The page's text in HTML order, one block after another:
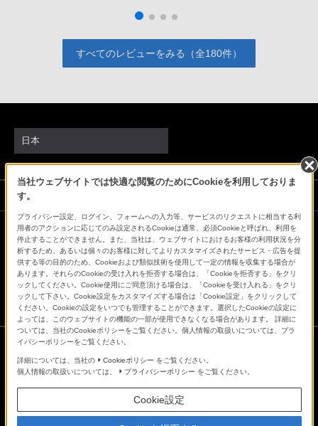
すべてのレビューをみる（全180件）
当社ウェブサイトでは快適な閲覧のためにCookieを利用しておりま
す。
プライバシー設定、ログイン、フォームへの入力等、サービスのリクエストに相当する利
用者のアクションに応じてのみ設定されるCookieは通常、必須Cookieと呼ばれ、利用を
停止することができません。また、当社は、ウェブサイトにおけるお客様の利用状況を分
析するため、あるいは個々のお客様に対してよりカスタマイズされたサービス・広告を提
供する等の目的のため、Cookieおよび類似技術を使用して一定の情報を収集する場合が
あります。それらのCookieの受け入れを拒否する場合は、「Cookieを拒否する」をクリ
ックしてください。Cookie使用にご同意頂ける場合は、「Cookieを受け入れる」をクリ
ックして下さい。Cookie設定をカスタマイズする場合は「Cookie設定」をクリックして
ください。Cookieの設定をいつでも管理することができます。選択したCookieの設定に
よっては、このウェブサイトの機能の一部が使用できなくなる場合があります。 詳細に
ついては、当社のCookieポリシーをご覧ください。個人情報の取扱いについては、プラ
イバシーポリシーをご覧ください。
詳細については、当社の Cookieポリシー をご覧ください。
個人情報の取扱いについては、
プライバシーポリシー をご覧ください。
Cookie設定
日本
ソニーストアでのお買い物にあたって
会社情報 採用情報 特約店のご案内
ニュースリリース
環境情報
My Sony 利用規約
ご利用条件
プライバシーポリシー
Copyright 2026 Sony Marketing Inc.